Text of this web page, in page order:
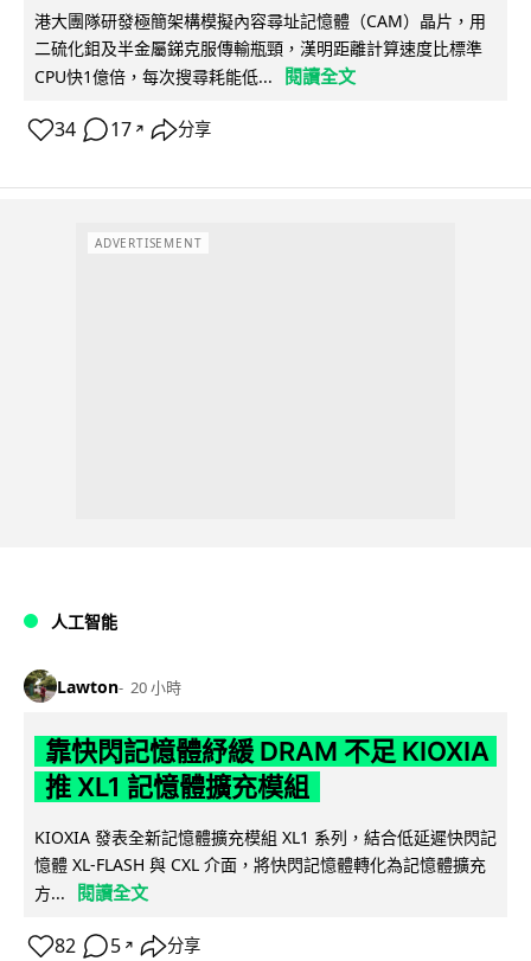
港大團隊研發極簡架構模擬內容尋址記憶體（CAM）晶片，用
二硫化鉬及半金屬銻克服傳輸瓶頸，漢明距離計算速度比標準
CPU快1億倍，每次搜尋耗能低...
閱讀全文
34 17 ↗ 分享
ADVERTISEMENT
人工智能
Lawton 20 小時
靠快閃記憶體紓緩 DRAM 不足 KIOXIA
推 XL1 記憶體擴充模組
KIOXIA 發表全新記憶體擴充模組 XL1 系列，結合低延遲快閃記
憶體 XL-FLASH 與 CXL 介面，將快閃記憶體轉化為記憶體擴充
方...
閱讀全文
82 5 ↗ 分享